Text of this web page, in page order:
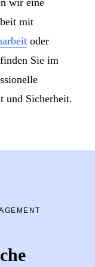
mit
oder
Sie im
und Sicherheit.